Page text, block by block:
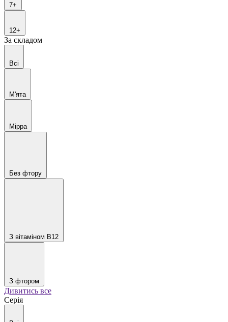
7+
12+
За складом
Всі
М'ята
Мірра
Без фтору
З вітаміном B12
З фтором
Дивитись все
Серія